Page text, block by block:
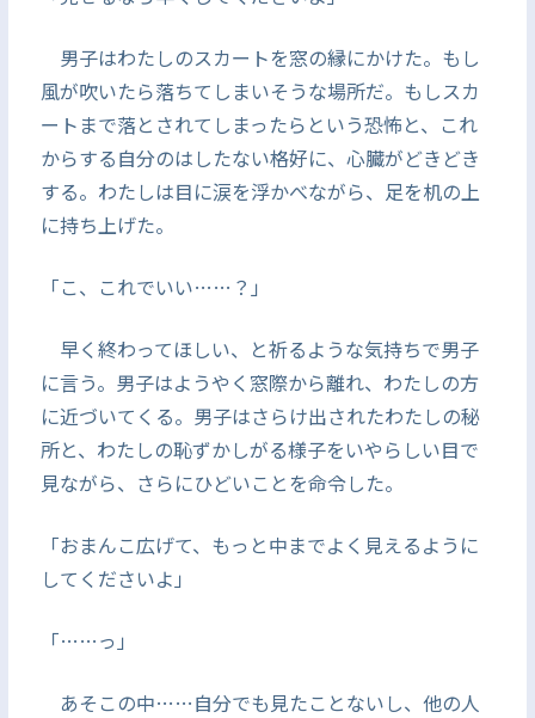
男子はわたしのスカートを窓の縁にかけた。もし
風が吹いたら落ちてしまいそうな場所だ。もしスカ
ートまで落とされてしまったらという恐怖と、これ
からする自分のはしたない格好に、心臓がどきどき
する。わたしは目に涙を浮かべながら、足を机の上
に持ち上げた。
「こ、これでいい……？」
早く終わってほしい、と祈るような気持ちで男子
に言う。男子はようやく窓際から離れ、わたしの方
に近づいてくる。男子はさらけ出されたわたしの秘
所と、わたしの恥ずかしがる様子をいやらしい目で
見ながら、さらにひどいことを命令した。
「おまんこ広げて、もっと中までよく見えるように
してくださいよ」
「……っ」
あそこの中……自分でも見たことないし、他の人